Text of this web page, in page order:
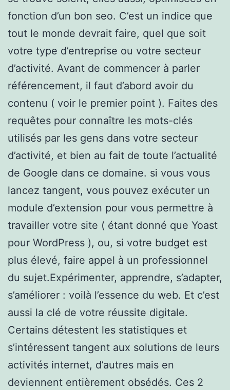
fonction d’un bon seo. C’est un indice que
tout le monde devrait faire, quel que soit
votre type d’entreprise ou votre secteur
d’activité. Avant de commencer à parler
référencement, il faut d’abord avoir du
contenu ( voir le premier point ). Faites des
requêtes pour connaître les mots-clés
utilisés par les gens dans votre secteur
d’activité, et bien au fait de toute l’actualité
de Google dans ce domaine. si vous vous
lancez tangent, vous pouvez exécuter un
module d’extension pour vous permettre à
travailler votre site ( étant donné que Yoast
pour WordPress ), ou, si votre budget est
plus élevé, faire appel à un professionnel
du sujet.Expérimenter, apprendre, s’adapter,
s’améliorer : voilà l’essence du web. Et c’est
aussi la clé de votre réussite digitale.
Certains détestent les statistiques et
s’intéressent tangent aux solutions de leurs
activités internet, d’autres mais en
deviennent entièrement obsédés. Ces 2